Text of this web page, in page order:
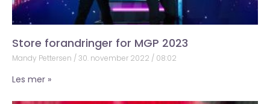
Store forandringer for MGP 2023
Mandy Pettersen 30. november 2022 08:02
Les mer »